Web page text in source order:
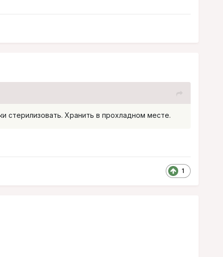
стерилизовать. Хранить в прохладном месте.
1